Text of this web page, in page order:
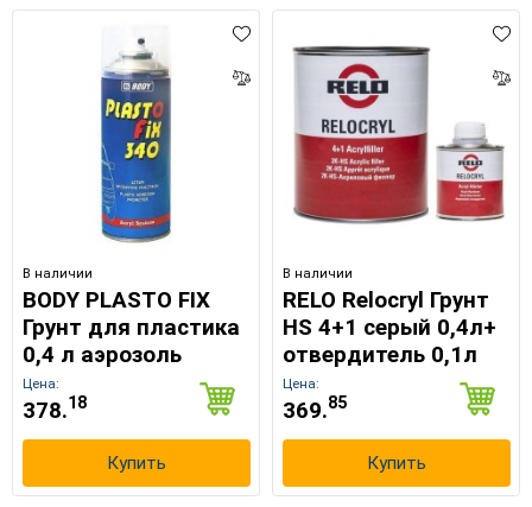
В наличии
BODY PLASTO FIX
Грунт для пластика
0,4 л аэрозоль
Цена:
378.18
Купить
В наличии
RELO Relocryl Грунт
HS 4+1 серый 0,4л+
отвердитель 0,1л
Цена:
369.85
Купить